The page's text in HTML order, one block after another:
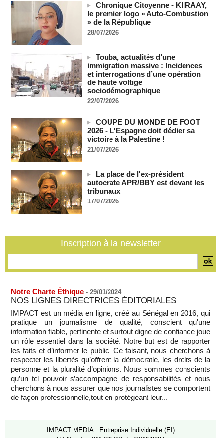
Journaliste libanaise tuée par Israël : Amnesty France
demande une enquête pour crime de guerre
07/08/2026 -
Côte d'Ivoire : le président Ouattara accorde la grâce à 4.661
07/08/2026 -
Plagiat à Cambridge - L’université va réexaminer le
recrutement de ses enseignants
07/08/2026 -
La Türkiye, l’Arabie saoudite et le Pakistan signent un accord
07/08/2026 -
La Bourse de Paris termine en hausse et poursuit sa course
aux records
07/08/2026 -
En Thaïlande, "choc" et "incrédulité" dans un lycée après une
fusillade mortelle
07/08/2026 -
Hydrocarbures : les entreprises d’État font des recettes de
37,5 milliards de francs CFA au premier semestre de 2025
en Palestine occupée
Chronique Citoyenne - KIIRAAY,
le premier logo « Auto-Combustion
» de la République
28/07/2026
Touba, actualités d’une
immigration massive : Incidences
et interrogations d’une opération
de haute voltige
sociodémographique
22/07/2026
COUPE DU MONDE DE FOOT
2026 - L'Espagne doit dédier sa
victoire à la Palestine !
21/07/2026
La place de l'ex-président
autocrate APR/BBY est devant les
tribunaux
17/07/2026
Inscription à la newsletter
Notre Charte Éthique - 29/01/2024
NOS LIGNES DIRECTRICES ÉDITORIALES
IMPACT est un média en ligne, créé au Sénégal en 2016, qui
pratique un journalisme de qualité, conscient qu'une
information fiable, pertinente et surtout digne de confiance joue
un rôle essentiel dans la société. Notre but est de rapporter
les faits et d’informer le public. Ce faisant, nous cherchons à
respecter les libertés qu’offrent la démocratie, les droits de la
personne et la pluralité d’opinions. Nous sommes conscients
qu’un tel pouvoir s’accompagne de responsabilités et nous
cherchons à nous assurer que nos journalistes se comportent
de façon professionnelle,tout en protégeant leur...
IMPACT MEDIA : Entreprise Individuelle (EI)